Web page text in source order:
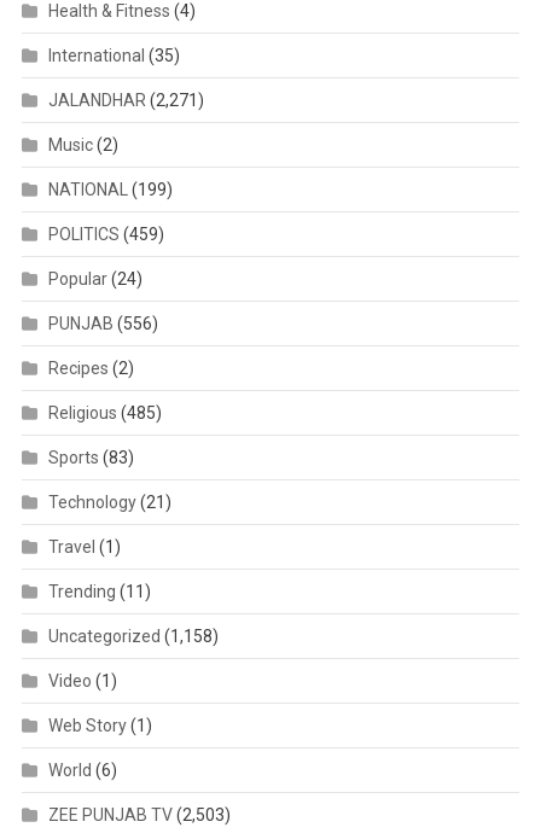
Health & Fitness (4)
International (35)
JALANDHAR (2,271)
Music(2)
NATIONAL (199)
POLITICS (459)
Popular(24)
PUNJAB (556)
Recipes (2)
Religious (485)
Sports (83)
Technology(21)
Travel (1)
Trending (11)
Uncategorized (1,158)
Video (1)
Web Story(1)
World (6)
ZEE PUNJAB TV(2,503)